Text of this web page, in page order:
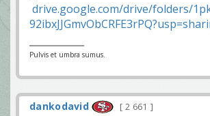
drive.google.com/drive/folders/
Pulvis et umbra sumus.
dankodavid 2 661